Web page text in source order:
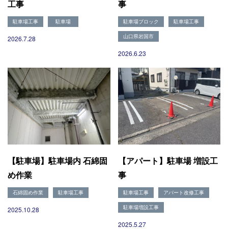
現場ブログ
リフォームの流れ
リフォームQ&A
お問い合わせ
お電話でお気軽にお問い合わせください
営業時間10：00～18：00（日祝除く）
お見積もりは無料です
まずはメールでご相談
工事
駐車場工事 駐車場
2026.7.28
事
駐車場ブロック 駐車場工事
山口県岩国市
2026.6.23
【駐車場】駐車場内 石綿固
め作業
石綿固め作業 駐車場工事
2025.10.28
【アパート】駐車場 増設工
事
駐車場工事 アパート改修工事
駐車場増設工事
2025.5.27